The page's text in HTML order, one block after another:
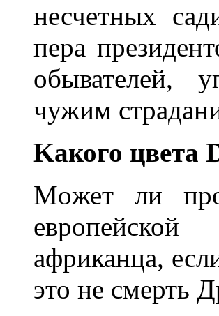
несчетных
пера
обывателей,
чужим
Kакого цвета
Мoжет ли
африканца,
это не смерть